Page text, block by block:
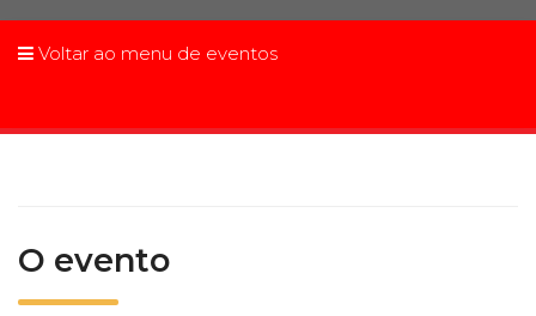
Desconto de pontualidade
Voltar ao menu de eventos
O evento